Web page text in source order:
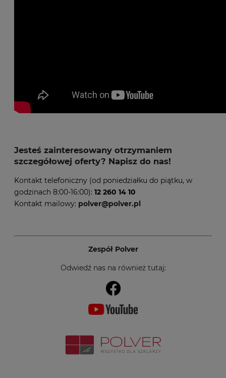
Jesteś zainteresowany otrzymaniem
szczegółowej oferty? Napisz do nas!
Kontakt telefoniczny (od poniedziałku do piątku, w
godzinach 8:00-16:00): 12 260 14 10
Kontakt mailowy: polver@polver.pl
Zespół Polver
Odwiedź nas na również tutaj: